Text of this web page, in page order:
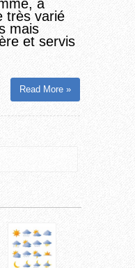
à
très varié
mais
et servis
Read More »